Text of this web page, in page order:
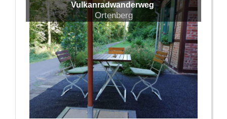
Vulkanradwanderweg
Ortenberg